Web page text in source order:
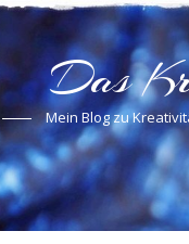
Das
Mein Blog zu